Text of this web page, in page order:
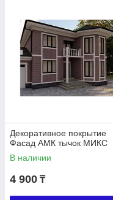
Декоративное покрытие
Фасад АМК тычок МИКС
В наличии
4 900 ₸